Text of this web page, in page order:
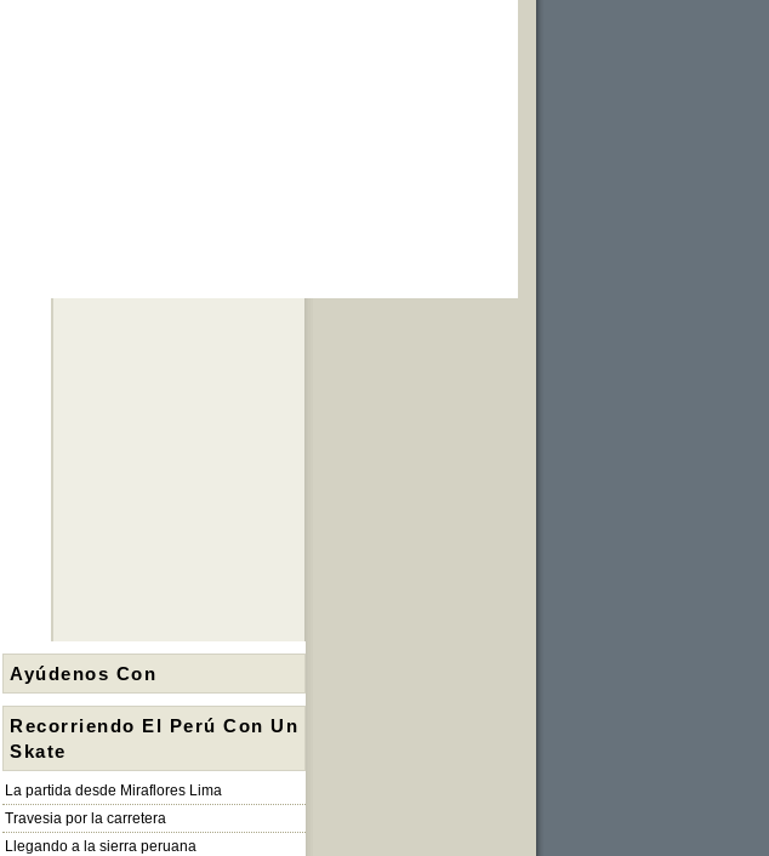
Ayúdenos Con
Recorriendo El Perú Con Un
Skate
La partida desde Miraflores Lima
Travesia por la carretera
Llegando a la sierra peruana